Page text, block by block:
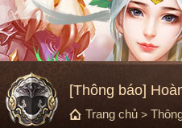
[Thông báo]
Trang chủ >